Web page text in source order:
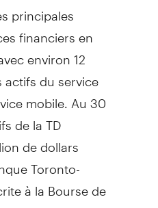
principales
financiers en
environ 12
du service
mobile. Au 30
de la TD
de dollars
Toronto-
à la Bourse de